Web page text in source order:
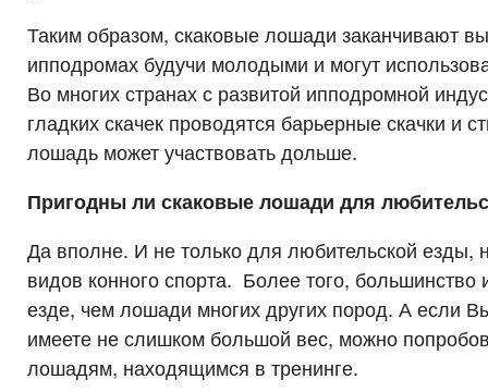
Таким образом, скаковые лошади заканчивают
ипподромах будучи молодыми и могут
Во многих странах с развитой ипподромной
гладких скачек проводятся барьерные скачки и
лошадь может участвовать дольше.
Пригодны ли скаковые лошади для
Да вполне. И не только для любительской езды,
видов конного спорта. Более того, большинство
езде, чем лошади многих других пород. А если
имеете не слишком большой вес, можно
лошадям, находящимся в тренинге.